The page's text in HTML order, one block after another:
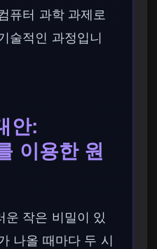
퓨터 과학 과제로
술적인 과정입니
안:
이용한 원
운 작은 비밀이 있
나올 때마다 두 시